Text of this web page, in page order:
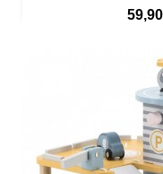
Szybki podgląd
59,90